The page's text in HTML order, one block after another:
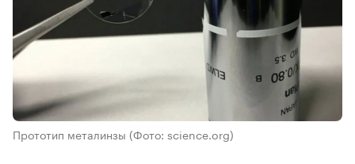
Прототип металинзы (Фото: science.org)